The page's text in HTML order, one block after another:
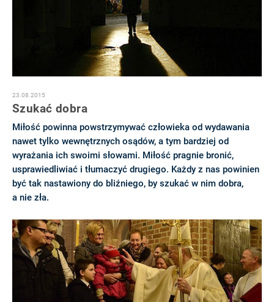
23.08.2015
Szukać dobra
Miłość powinna powstrzymywać człowieka od wydawania
nawet tylko wewnętrznych osądów, a tym bardziej od
wyrażania ich swoimi słowami. Miłość pragnie bronić,
usprawiedliwiać i tłumaczyć drugiego. Każdy z nas powinien
być tak nastawiony do bliźniego, by szukać w nim dobra,
a nie zła.